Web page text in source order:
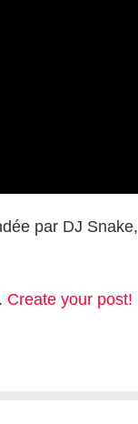
par DJ Snake,
Create your post!